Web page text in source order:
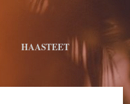
HAASTEET